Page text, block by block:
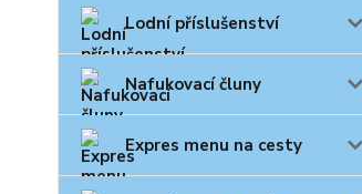
Lodní příslušenství
Nafukovací čluny
Expres menu na cesty